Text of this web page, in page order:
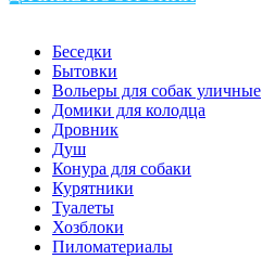
Беседки
Бытовки
Вольеры для собак уличные
Домики для колодца
Дровник
Душ
Конура для собаки
Курятники
Туалеты
Хозблоки
Пиломатериалы